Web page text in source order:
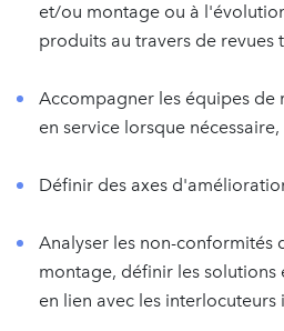
et/ou montage ou à
produits au travers de revues
Accompagner les équipes de
en service lorsque nécessaire,
Définir des axes
Analyser les non-conformités
montage, définir les solutions
en lien avec les interlocuteurs